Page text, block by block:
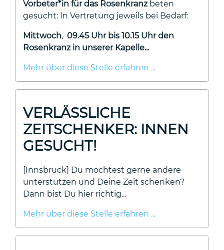
Vorbeter*in für das Rosenkranz beten
gesucht: In Vertretung jeweils bei Bedarf:
Mittwoch, 09.45 Uhr bis 10.15 Uhr den
Rosenkranz in unserer Kapelle...
Mehr über diese Stelle erfahren ...
VERLÄSSLICHE
ZEITSCHENKER: INNEN
GESUCHT!
[Innsbruck] Du möchtest gerne andere
unterstützen und Deine Zeit schenken?
Dann bist Du hier richtig...
Mehr über diese Stelle erfahren ...